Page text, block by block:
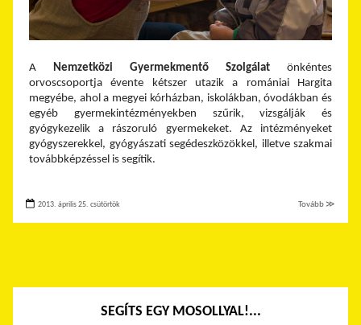
A Nemzetközi Gyermekmentő Szolgálat önkéntes
orvoscsoportja évente kétszer utazik a romániai Hargita
megyébe, ahol a megyei kórházban, iskolákban, óvodákban és
egyéb gyermekintézményekben szűrik, vizsgálják és
gyógykezelik a rászoruló gyermekeket. Az intézményeket
gyógyszerekkel, gyógyászati segédeszközökkel, illetve szakmai
továbbképzéssel is segítik.
2013. április 25. csütörtök Tovább ≫
SEGÍTS EGY MOSOLLYAL!...